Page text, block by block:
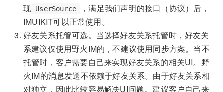
现 UserSource
，满足我们声明的接口（协议）后，
IMUIKIT可以正常使用。
好友关系托管可选。当选择好友关系托管时，好友关
系建议仅使用野火IM的，不建议使用同步方案。当不
托管时，客户需要自己来实现好友关系的相关UI。野
火IM的消息发送不依赖于好友关系。由于好友关系相
对独立，因此比较容易解决UI问题。建议客户自己来